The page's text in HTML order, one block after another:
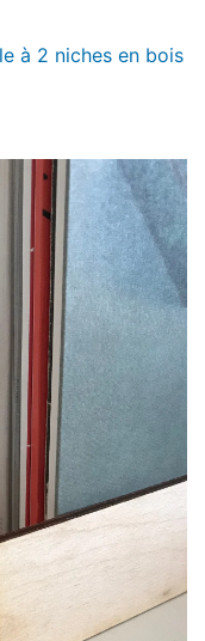
à 2 niches en bois